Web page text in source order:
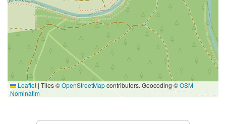
Leaflet | Tiles ©OpenStreetMapcontributors. Geocoding ©OSM
Nominatim